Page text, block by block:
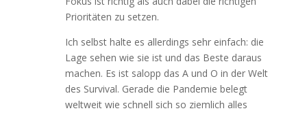
Prioritäten zu setzen.
Ich selbst halte es allerdings sehr einfach: die
Lage sehen wie sie ist und das Beste daraus
machen. Es ist salopp das A und O in der Welt
des Survival. Gerade die Pandemie belegt
weltweit wie schnell sich so ziemlich alles